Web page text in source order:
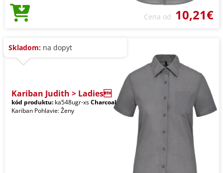
Cena od 10,21€
Skladom: na dopyt
Kariban Judith > Ladies
kód produktu: ka548ugr-xsCharcoal
Kariban Pohlavie: Ženy